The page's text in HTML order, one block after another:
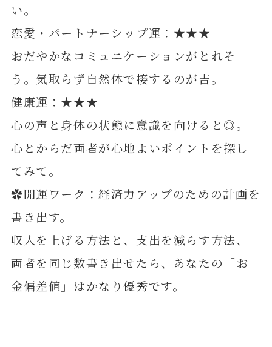
い。
恋愛・パートナーシップ運：★★★
おだやかなコミュニケーションがとれそ
う。気取らず自然体で接するのが吉。
健康運：★★★
心の声と身体の状態に意識を向けると◎。
心とからだ両者が心地よいポイントを探し
てみて。
✿開運ワーク：経済力アップのための計画を
書き出す。
収入を上げる方法と、支出を減らす方法、
両者を同じ数書き出せたら、あなたの「お
金偏差値」はかなり優秀です。